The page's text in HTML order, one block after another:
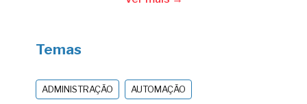
Temas
ADMINISTRAÇÃO AUTOMAÇÃO